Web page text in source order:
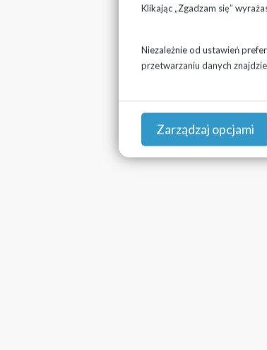
Klikając „Zgadzam się”
Niezależnie od ustawień
przetwarzaniu danych
Zarządzaj opcjami